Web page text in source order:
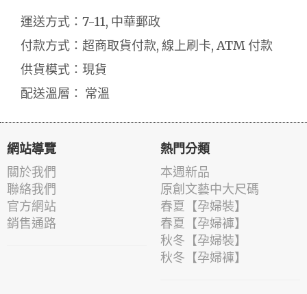
運送方式：7-11, 中華郵政
付款方式：超商取貨付款, 線上刷卡, ATM 付款
供貨模式：現貨
配送溫層： 常溫
網站導覽
關於我們
聯絡我們
官方網站
銷售通路
熱門分類
本週新品
原創文藝中大尺碼
春夏【孕婦裝】
春夏【孕婦褲】
秋冬【孕婦裝】
秋冬【孕婦褲】